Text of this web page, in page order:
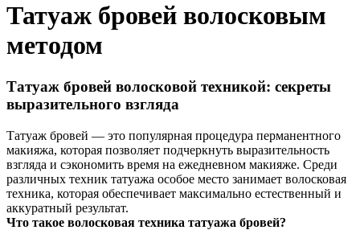
Татуаж бровей волосковым
методом
Татуаж бровей волосковой техникой: секреты
выразительного взгляда
Татуаж бровей — это популярная процедура перманентного
макияжа, которая позволяет подчеркнуть выразительность
взгляда и сэкономить время на ежедневном макияже. Среди
различных техник татуажа особое место занимает волосковая
техника, которая обеспечивает максимально естественный и
аккуратный результат.
Что такое волосковая техника татуажа бровей?